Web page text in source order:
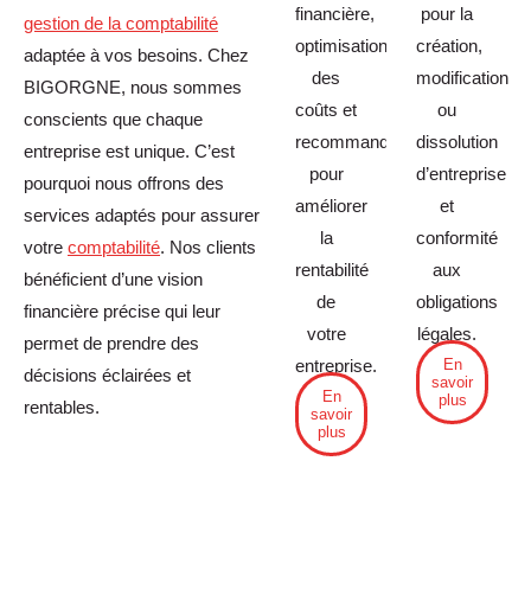
gestion de la comptabilité
adaptée à vos besoins. Chez
BIGORGNE, nous sommes
conscients que chaque
entreprise est unique. C’est
pourquoi nous offrons des
services adaptés pour assurer
votre comptabilité. Nos clients
bénéficient d’une vision
financière précise qui leur
permet de prendre des
décisions éclairées et
rentables.
financière,
optimisation
des
coûts et
recommandations
pour
améliorer
la
rentabilité
de
votre
entreprise.
En
savoir
plus
pour la
création,
modification
ou
dissolution
d’entreprise
et
conformité
aux
obligations
légales.
En
savoir
plus